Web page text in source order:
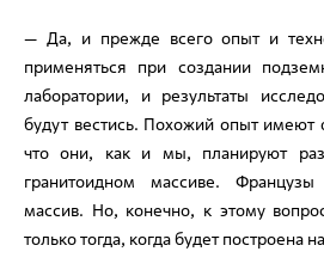
— Да, и прежде всего опыт и
применяться при создании
лаборатории, и результаты
будут вестись. Похожий опыт
что они, как и мы, планируют
гранитоидном массиве.
массив. Но, конечно, к этому
только тогда, когда будет построена